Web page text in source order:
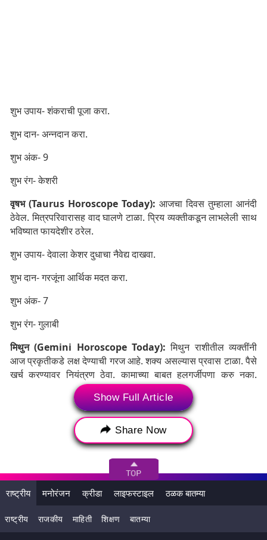
शुभ उपाय- शंकराची पूजा करा.
शुभ दान- अन्नदान करा.
शुभ अंक- 9
शुभ रंग- केशरी
वृषभ (Taurus Horoscope Today): आजचा दिवस तुम्हाला आनंदी
ठेवेल. मित्रपरिवारासह वाद घालणे टाळा. प्रिय व्यक्तीकडून लाभलेली साथ
भविष्यात फायदेशीर ठरेल.
शुभ उपाय- देवाला केशर दुधाचा नैवेद्य दाखवा.
शुभ दान- गरजूंना आर्थिक मदत करा.
शुभ अंक- 7
शुभ रंग- गुलाबी
मिथुन (Gemini Horoscope Today): मिथुन राशीतील व्यक्तींनी
आज प्रकृतीकडे लक्ष देण्याची गरज आहे. शक्य असल्यास प्रवास टाळा. पैसे
खर्च करण्यावर नियंत्रण ठेवा. कामाच्या बाबत हलगर्जीपणा करु नका.
कोणत्याही नवीन कामाचे आज नियोजन करू नका.
Show Full Article
Share Now
राष्ट्रीय मनोरंजन क्रीडा लाइफस्टाइल ठळक बातम्या
राष्ट्रीय राजकीय माहिती शिक्षण बातम्या